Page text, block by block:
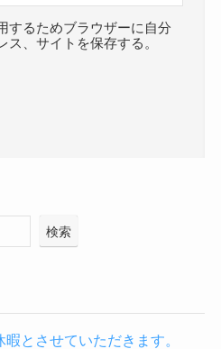
するためブラウザーに自分
ス、サイトを保存する。
検索
とさせていただきます。